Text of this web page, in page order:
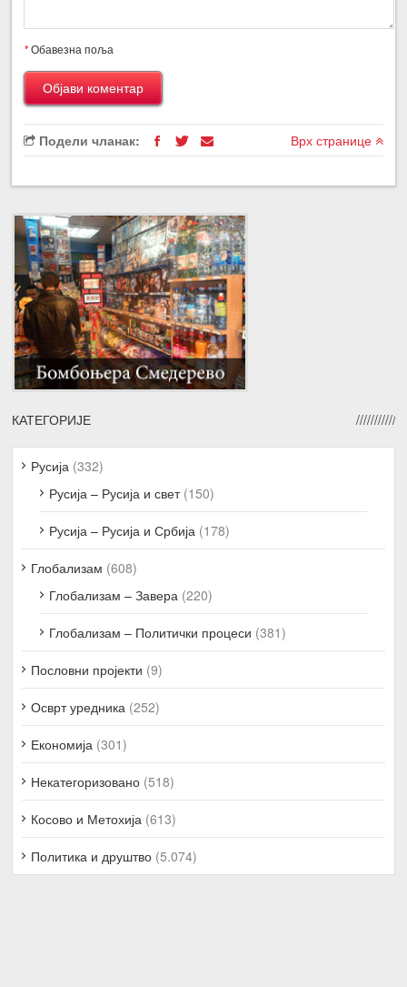
*Обавезна поља
Подели чланак: Врх странице
КАТЕГОРИЈЕ
Русија (332)
Русија – Русија и свет(150)
Русија – Русија и Србија (178)
Глобализам (608)
Глобализам – Завера (220)
Глобализам – Политички процеси (381)
Пословни пројекти (9)
Осврт уредника (252)
Економија (301)
Некатегоризовано (518)
Косово и Метохија (613)
Политика и друштво (5.074)